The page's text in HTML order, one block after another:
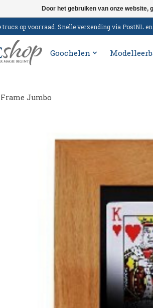
trucs op voorraad. Snelle verzending via PostNL
Goochelen
Jumbo
Door het gebruiken van onze